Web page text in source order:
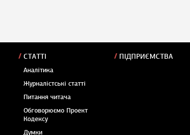
СТАТТІ
Аналітика
Журналістські статті
Питання читача
Обговорюємо Проект
Кодексу
Думки
ПІДПРИЄМСТВА